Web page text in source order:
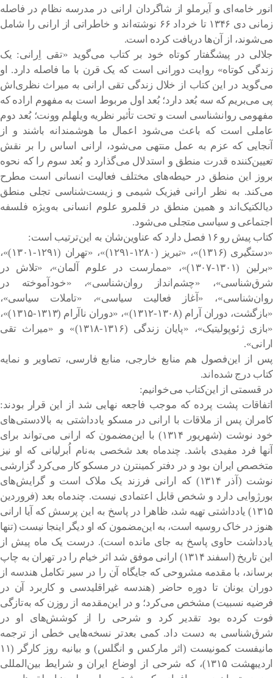
انور خامه‌ای و آیرملو از شاگردان ارانی در مدرسه نظام در فاصله
زمانی دی ۱۳۴۶ تا خرداد ۶۶ نوشته‌اند و خاطراتی از ارانی را شامل
می‌شوند، از آن‌ها دریافت کرده است.
جلالی در پیشگفتار کوتاه خود بر کتاب می‌گوید «تقی اِرانی: یک
زندگی کوتاه» روایت دورانی است که یک قرن با ما فاصله دارد. او
می‌گوید در این کتاب از خلال زندگی تقی ارانی به میراث نظری‌اش
پی می‌بریم که سه بُعد دارد؛ بُعد اول مربوط است به مفهوم اراده که
مفهومی روانشناسی است و تحت تأثیر نظریه‌ ویلهلم وونت؛ بُعد دوم
عاملی است که باعث می‌شود اعمال ما هوشمندانه باشند و از
آنجایی که عزم به عمل منتهی می‌شود، ارانی اساس را بر نقش
تعیین‌کننده‌ قدرت منطق و استدلال می‌گذارد و بُعد سوم را که نحوه‌
بروز این منطق در حیطه‌های مختلف فعالیت انسانی است مطرح
می‌کند. به نظر ارانی فیزیک شیمی و زیست‌شناسی تجلی منطق
دیالکتیک‌اند و همین منطق در قلمرو علوم انسانی به‌ویژه فلسفه‌
اجتماعی و سیاسی متجلی می‌شود.
کتاب پیش رو ۱۶ فصل دارد که عناوین‌شان به این‌ترتیب است:
«دستگیری (۱۳۱۶)»، «تبریز (۱۲۸۰-۱۲۹۱)»، «تهران (۱۲۹۱-۱۳۰۱)»،
«برلین (۱۳۰۱-۱۳۰۷)»، «ممارست در علوم آلمان»، «تلاش در
شرق‌شناسی»، «چشم‌انداز روان‌شناسی»، «خودآموخته در
روان‌شناسی»، «آغاز فعالیت سیاسی»، «تاملات سیاسی»،
«بازگشت، دوران آرام (۱۳۰۸-۱۳۱۲)»، «دوران ناآرام (۱۳۱۳-۱۳۱۵)»،
«بازی ژئوپولیتیک»، «پایان زندگی (۱۳۱۶-۱۳۱۸)» و «میراث تقی
ارانی».
پس از این‌فصول هم منابع خارجی، منابع فارسی، تصاویر و نمایه
کتاب درج شده‌اند.
در قسمتی از این‌کتاب می‌خوانیم:
اتفاقات پشت پرده که موجب فاجعه نهایی شد از این قرار بودند:
کامران پس از ملاقات با ارانی در مسکو یادداشتی به بالادستی‌های
خود نوشت (شهریور ۱۳۱۴) با این‌مضمون که ارانی می‌تواند برای
آنها فرد مفیدی باشد. چندماه بعد شخصی به‌نام اُبرلیانی که او نیز
متخصص ایران بود و در دفتر کمینترن در مسکو کار می‌کرد گزارشی
نوشت (آذر ۱۳۱۴) که ارانی فرزند یک ملاک است و گرایش‌های
بورژوایی دارد و شخص قابل اعتمادی نیست. چندماه بعد (فروردین
۱۳۱۵) یادداشتی تهیه شد، ظاهرا در پاسخ به این پرسش که آیا ارانی
هنوز در خاک روسیه است،‌ به این‌مضمون که او دیگر اینجا نیست (تنها
یادداشت حاوی پاسخ به جای مانده است). درست یک ماه پیش از
این تاریخ (اسفند ۱۳۱۴) ارانی موفق شد اثر خیام را در تهران به چاپ
برساند، با مقدمه مشروحی که جایگاه آن را در سیر تکامل هندسه از
دوران یونان تا دوره حاضر (هندسه غیراقلیدسی و کاربرد آن در
فرضیه نسبیت) مشخص می‌کرد؛ و در این‌مقدمه از روزن که به‌تازگی
فوت کرده بود تقدیر کرد و شرحی را از کوشش‌های او در
شرق‌شناسی به دست داد. کمی بعدتر نسخه‌هایی خطی از ترجمه
مانیفست کمونیست (اثر مارکس و انگلس) و بیانیه روز کارگر (۱۱
اردیبهشت ۱۳۱۵)‌، که شرحی از اوضاع ایران و شرایط بین‌المللی